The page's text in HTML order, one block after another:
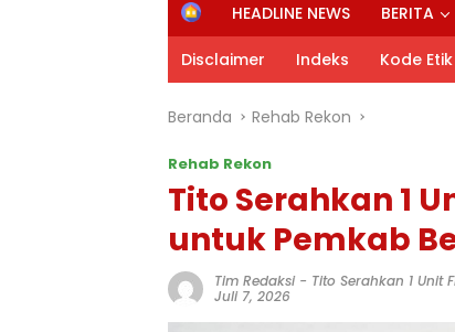
H
o
m
e
HEADLINE NEWS BERITA
Disclaimer Indeks Kode Etik
Beranda Rehab Rekon
Rehab Rekon
Tito Serahkan 1
untuk Pemkab
Tim Redaksi- Tito Serahkan 1 Unit
Juli 7, 2026